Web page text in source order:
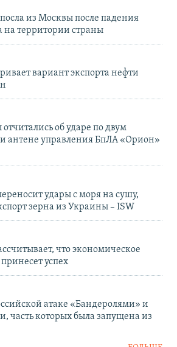
из Москвы после падения
на территории страны
вариант экспорта нефти
об ударе по двум
антене управления БпЛА «Орион»
удары с моря на сушу,
зерна из Украины – ISW
что экономическое
успех
атаке «Бандеролями» и
часть которых была запущена из